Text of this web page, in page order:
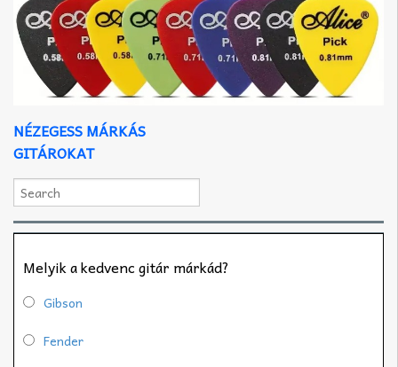
NÉZEGESS MÁRKÁS
GITÁROKAT
Melyik a kedvenc gitár márkád?
Gibson
Fender